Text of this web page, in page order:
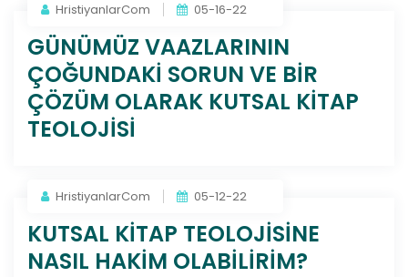
HristiyanlarCom 05-16-22
GÜNÜMÜZ VAAZLARININ
ÇOĞUNDAKİ SORUN VE BİR
ÇÖZÜM OLARAK KUTSAL KİTAP
TEOLOJİSİ
HristiyanlarCom 05-12-22
KUTSAL KİTAP TEOLOJİSİNE
NASIL HAKİM OLABİLİRİM?